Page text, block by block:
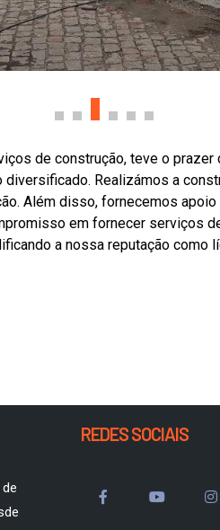
de construção, teve o
Realizámos a
Além disso, fornecemos
em fornecer serviços
a nossa reputação como
REDES SOCIAIS